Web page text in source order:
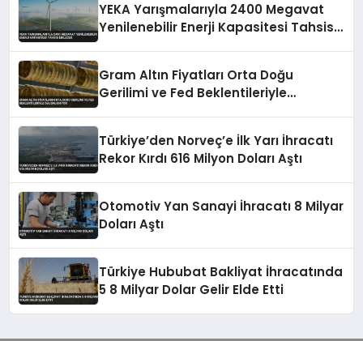
YEKA Yarışmalarıyla 2400 Megavat
Yenilenebilir Enerji Kapasitesi Tahsis
Gram Altın Fiyatları Orta Doğu
Gerilimi ve Fed Beklentileriyle
Türkiye’den Norveç’e İlk Yarı İhracatı
Rekor Kırdı 616 Milyon Doları Aştı
Otomotiv Yan Sanayi İhracatı 8 Milyar
Doları Aştı
Türkiye Hububat Bakliyat İhracatında
5 8 Milyar Dolar Gelir Elde Etti